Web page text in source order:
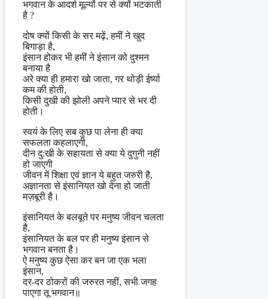
भगवान के आदर्श मूल्यों पर से क्यों भटकाती
है ?
दोष क्यों किसी के सर मढ़ें, हमीं ने खुद
बिगाड़ा है,
इंसान होकर भी हमीं ने इंसान को दुश्मन
बनाया है
अरे क्या ही हमारा खो जाता, गर थोड़ी ईर्ष्या
कम की होती,
किसी दुखी की झोली अपने प्यार से भर दी
होती।
स्वयं के लिए सब कुछ पा लेना ही क्या
सफलता कहलाएगी,
दीन दु:खी के सहायता से क्या ये दुगुनी नहीं
हो जाएगी
जीवन में शिक्षा एवं ज्ञान ये बहुत जरुरी है,
अज्ञानता से इंसानियत खो देना हो जाती
मज़बूरी है।
इंसानियत के बलबूते पर मनुष्य जीवन चलता
है,
इंसानियत के बल पर ही मनुष्य इंसान से
भगवान बनता है।
ऐ मनुष्य कुछ ऐसा कर बन जा एक भला
इंसान,
दर-दर ठोकरों की जरुरत नहीं, सभी जगह
पाएगा तू भगवान॥